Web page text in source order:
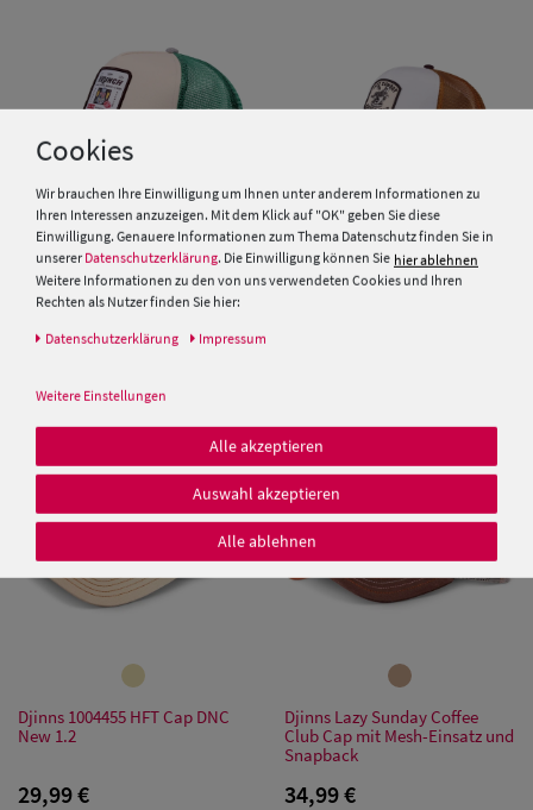
Baseball Caps
Damen UV-
Djinns 1005476 HFT Cap DNC
29,99 €
Djinns 1004455 HFT Cap DNC
New 1.2
29,99 €
Djinns Lazy Sunday Coffee
Club Cap mit Mesh-Einsatz und
Snapback
34,99 €
Cookies
Wir brauchen Ihre Einwilligung um Ihnen unter anderem Informationen zu
Ihren Interessen anzuzeigen. Mit dem Klick auf "OK" geben Sie diese
Einwilligung. Genauere Informationen zum Thema Datenschutz finden Sie in
unserer Datenschutzerklärung. Die Einwilligung können Sie hier ablehnen
Weitere Informationen zu den von uns verwendeten Cookies und Ihren
Rechten als Nutzer finden Sie hier:
Daten­schutz­erklärung Impressum
Weitere Einstellungen
Alle akzeptieren
Auswahl akzeptieren
Alle ablehnen